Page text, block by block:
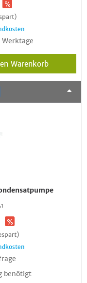
Warenkorb
benötigt